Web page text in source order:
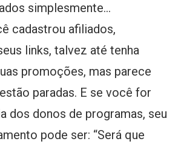
simplesmente…
cadastrou afiliados,
links, talvez até tenha
promoções, mas parece
paradas. E se você for
dos donos de programas, seu
pode ser: “Será que